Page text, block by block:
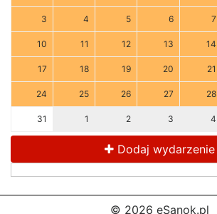
3 4 5 6 7
10 11 12 13 14
17 18 19 20 21
24 25 26 27 28
31 1 2 3 4
Dodaj wydarzenie
© 2026 eSanok.pl